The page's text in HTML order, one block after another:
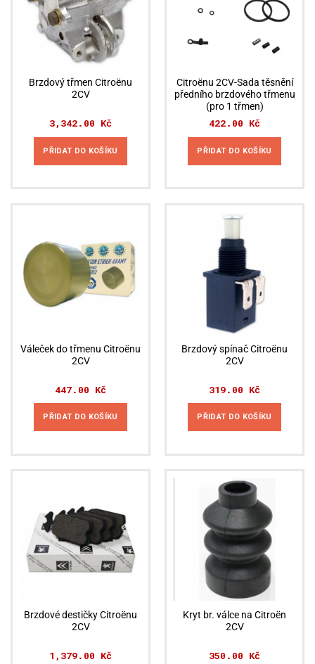
Brzdový třmen Citroënu
2CV
3,342.00 Kč
PŘIDAT DO KOŠÍKU
Citroënu 2CV-Sada těsnění
předního brzdového třmenu
(pro 1 třmen)
422.00 Kč
PŘIDAT DO KOŠÍKU
Váleček do třmenu Citroënu
2CV
447.00 Kč
PŘIDAT DO KOŠÍKU
Brzdový spínač Citroënu
2CV
319.00 Kč
PŘIDAT DO KOŠÍKU
Brzdové destičky Citroënu
2CV
1,379.00 Kč
Kryt br. válce na Citroën
2CV
350.00 Kč